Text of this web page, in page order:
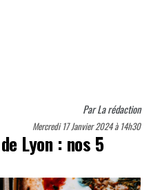
ParLa rédaction
Mercredi 17 Janvier 2024 à 14h30
Lyon : nos 5